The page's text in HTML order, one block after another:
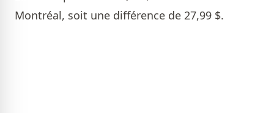
Montréal, soit une différence de 27,99 $.